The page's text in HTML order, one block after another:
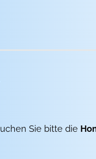
Sie bitte die